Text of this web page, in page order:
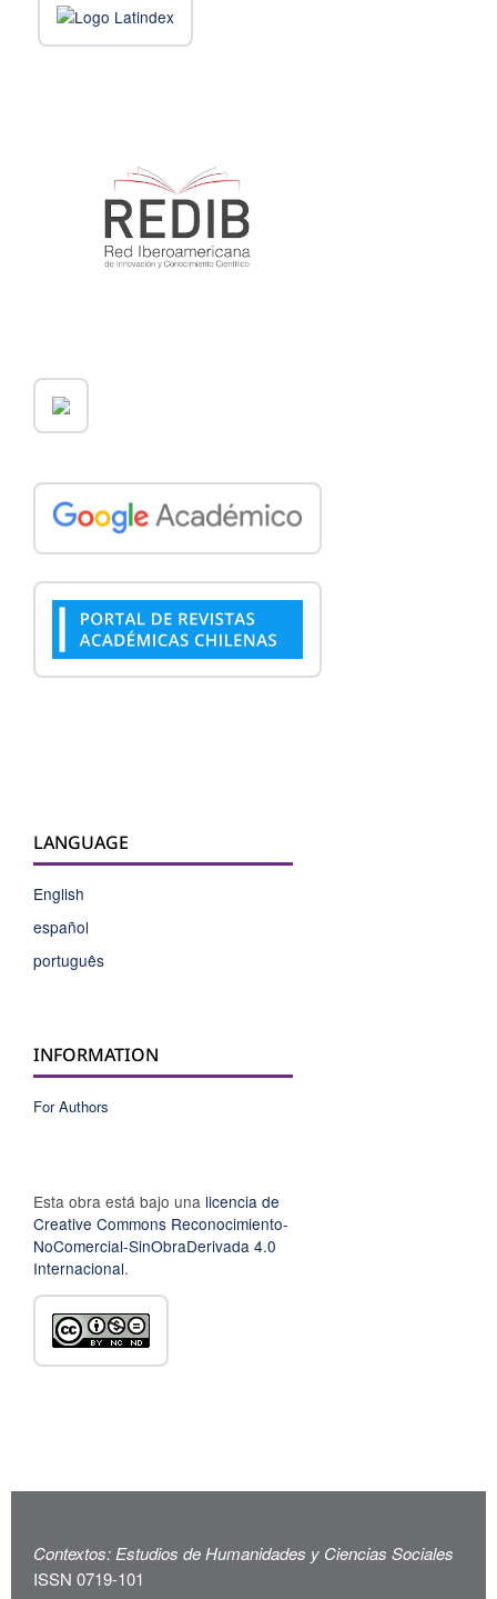
LANGUAGE
English
español
português
INFORMATION
For Authors
Esta obra está bajo una licencia de
Creative Commons Reconocimiento-
NoComercial-SinObraDerivada 4.0
Internacional.
Contextos: Estudios de Humanidades y Ciencias Sociales
ISSN 0719-101